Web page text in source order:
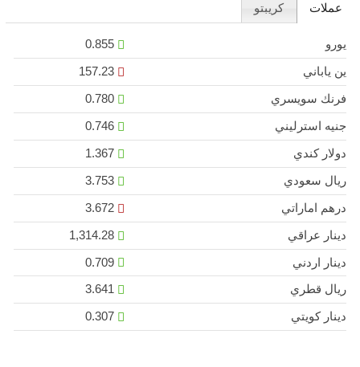
عملات كريبتو
يورو
0.855
ين ياباني
157.23
فرنك سويسري
0.780
جنيه استرليني
0.746
دولار كندي
1.367
ريال سعودي
3.753
درهم اماراتي
3.672
دينار عراقي
1,314.28
دينار اردني
0.709
ريال قطري
3.641
دينار كويتي
0.307